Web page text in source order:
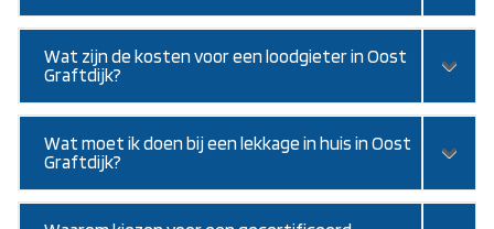
Wat zijn de kosten voor een loodgieter in Oost
Graftdijk?
Wat moet ik doen bij een lekkage in huis in Oost
Graftdijk?